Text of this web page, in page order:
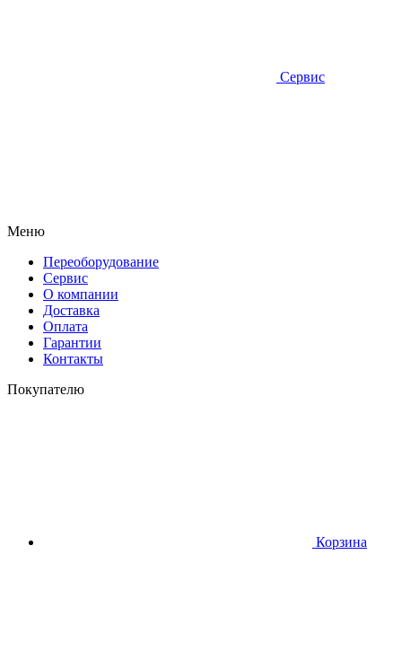
Сервис
Меню
Переоборудование
Сервис
О компании
Доставка
Оплата
Гарантии
Контакты
Покупателю
Корзина